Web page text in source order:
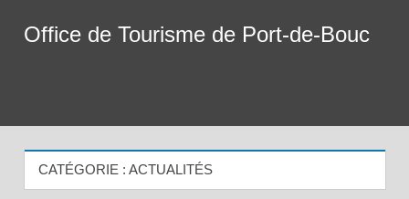
Office de Tourisme de Port-de-Bouc
CATÉGORIE : ACTUALITÉS